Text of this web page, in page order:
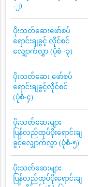
-၂)
ပိုးသတ်ဆေးဖော်စပ်
ရောင်းချခွင့် လိုင်စင်
လျှောက်လွှာ (ပုံစံ -၃)
ပိုးသတ်ဆေး ဖော်စပ်
ရောင်းချခွင့်လိုင်စင်
(ပုံစံ-၄)
ပိုးသတ်ဆေးများ
ပြန်လည်ထုပ်ပိုးရောင်းချ
ခွင့်လျှောက်လွှာ (ပုံစံ-၅)
ပိုးသတ်ဆေးများ
ပြန်လည်ထုပ်ပိုးရောင်းချ